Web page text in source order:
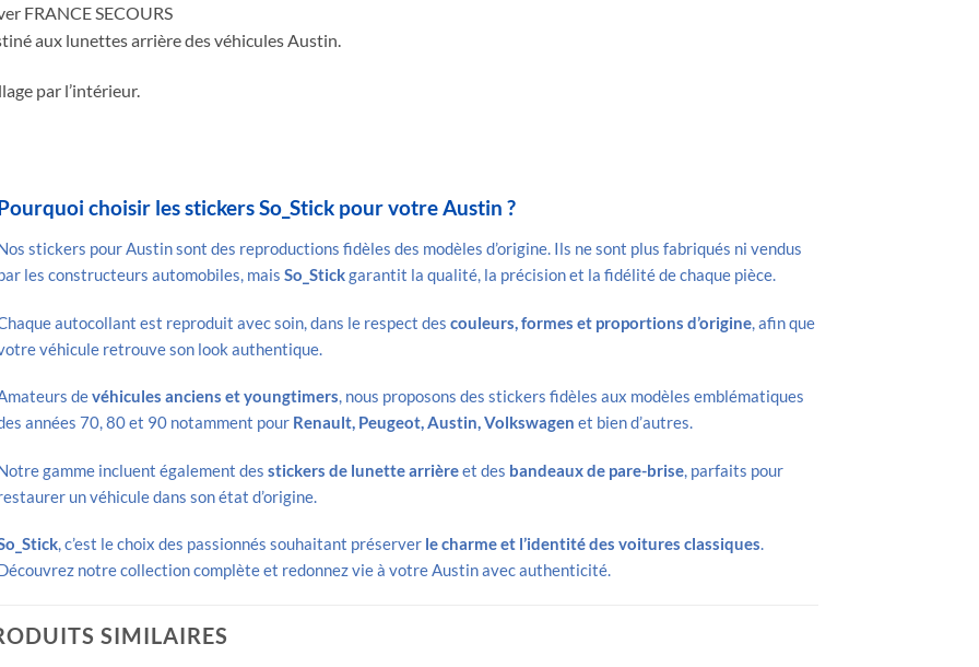
FRANCE SECOURS
aux lunettes arrière des véhicules Austin.
par l’intérieur.
choisir les stickers So_Stick pour votre Austin ?
stickers pour Austin sont des reproductions fidèles des modèles d’origine. Ils ne sont plus fabriqués ni vendus
les constructeurs automobiles, mais So_Stickgarantit la qualité, la précision et la fidélité de chaque pièce.
autocollant est reproduit avec soin, dans le respect des couleurs, formes et proportions d’origine, afin que
véhicule retrouve son look authentique.
devéhicules anciens et youngtimers, nous proposons des stickers fidèles aux modèles emblématiques
années 70, 80 et 90 notamment pour Renault, Peugeot, Austin, Volkswagen et bien d’autres.
gamme incluent également des stickers de lunette arrièreet des bandeaux de pare-brise, parfaits pour
un véhicule dans son état d’origine.
, c’est le choix des passionnés souhaitant préserver le charme et l’identité des voitures classiques.
notre collection complète et redonnez vie à votre Austin avec authenticité.
SIMILAIRES